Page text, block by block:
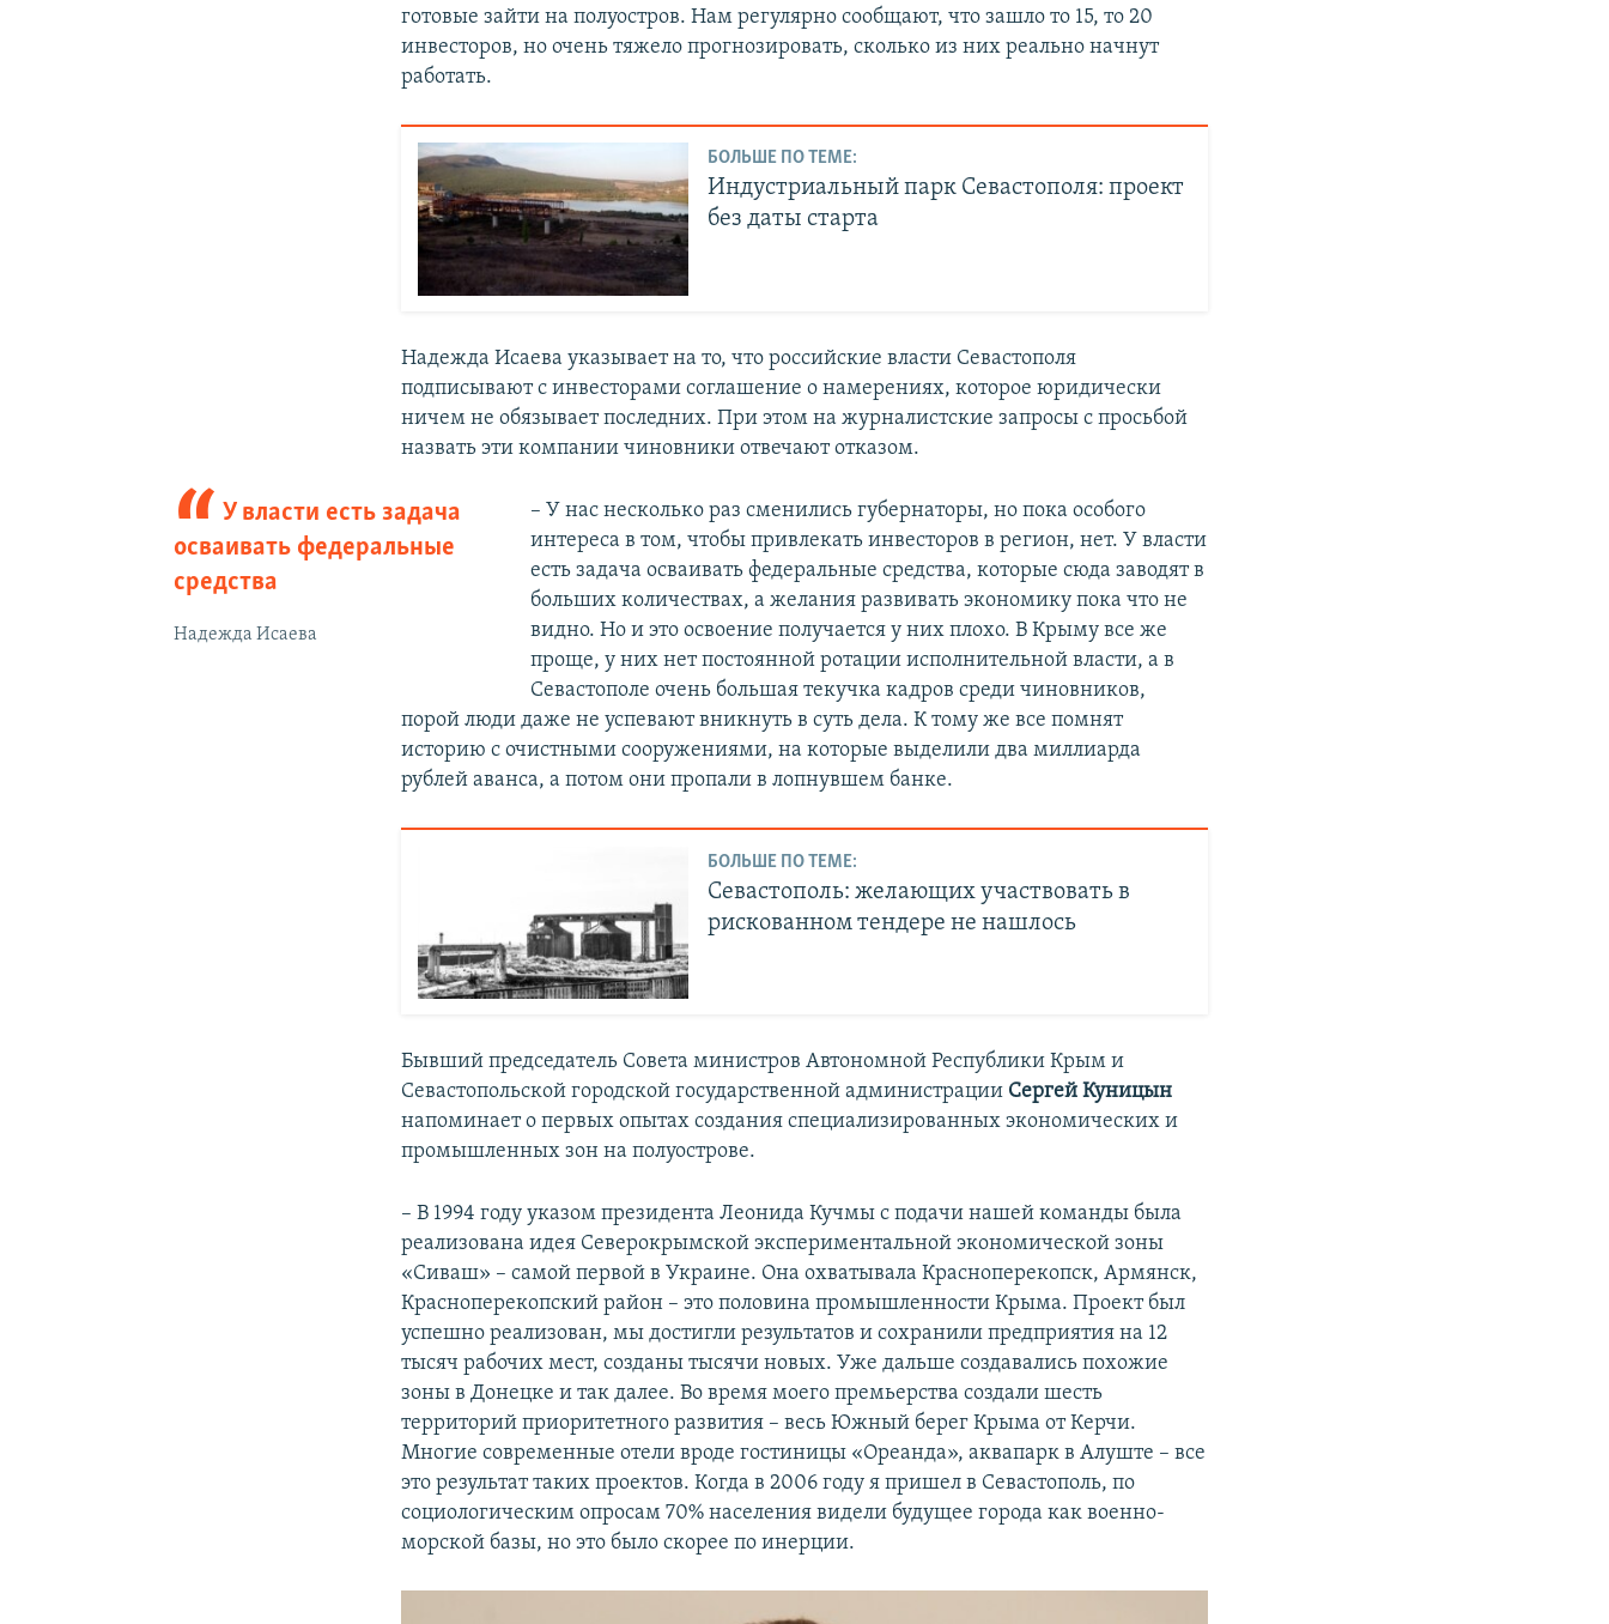
готовые зайти на полуостров. Нам регулярно сообщают, что зашло то 15, то 20
инвесторов, но очень тяжело прогнозировать, сколько из них реально начнут
работать.
БОЛЬШЕ ПО ТЕМЕ:
Индустриальный парк Севастополя: проект
без даты старта
Надежда Исаева указывает на то, что российские власти Севастополя
подписывают с инвесторами соглашение о намерениях, которое юридически
ничем не обязывает последних. При этом на журналистские запросы с просьбой
назвать эти компании чиновники отвечают отказом.
У власти есть задача
осваивать федеральные
средства
Надежда Исаева
– У нас несколько раз сменились губернаторы, но пока особого
интереса в том, чтобы привлекать инвесторов в регион, нет. У власти
есть задача осваивать федеральные средства, которые сюда заводят в
больших количествах, а желания развивать экономику пока что не
видно. Но и это освоение получается у них плохо. В Крыму все же
проще, у них нет постоянной ротации исполнительной власти, а в
Севастополе очень большая текучка кадров среди чиновников,
порой люди даже не успевают вникнуть в суть дела. К тому же все помнят
историю с очистными сооружениями, на которые выделили два миллиарда
рублей аванса, а потом они пропали в лопнувшем банке.
БОЛЬШЕ ПО ТЕМЕ:
Севастополь: желающих участвовать в
рискованном тендере не нашлось
Бывший председатель Совета министров Автономной Республики Крым и
Севастопольской городской государственной администрации Сергей Куницын
напоминает о первых опытах создания специализированных экономических и
промышленных зон на полуострове.
– В 1994 году указом президента Леонида Кучмы с подачи нашей команды была
реализована идея Северокрымской экспериментальной экономической зоны
«Сиваш» – самой первой в Украине. Она охватывала Красноперекопск, Армянск,
Красноперекопский район – это половина промышленности Крыма. Проект был
успешно реализован, мы достигли результатов и сохранили предприятия на 12
тысяч рабочих мест, созданы тысячи новых. Уже дальше создавались похожие
зоны в Донецке и так далее. Во время моего премьерства создали шесть
территорий приоритетного развития – весь Южный берег Крыма от Керчи.
Многие современные отели вроде гостиницы «Ореанда», аквапарк в Алуште – все
это результат таких проектов. Когда в 2006 году я пришел в Севастополь, по
социологическим опросам 70% населения видели будущее города как военно-
морской базы, но это было скорее по инерции.